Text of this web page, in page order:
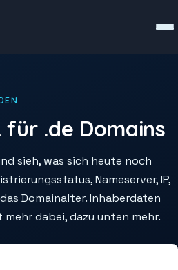
für .de Domains
sieh, was sich heute noch
Nameserver, IP,
Domainalter. Inhaberdaten
mehr dabei, dazu unten mehr.